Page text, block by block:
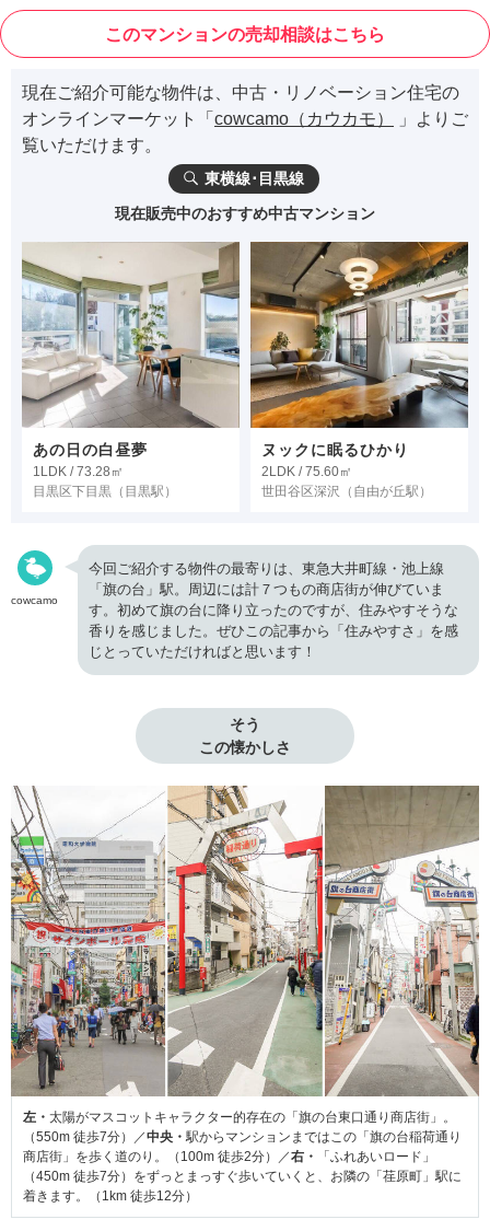
このマンションの売却相談はこちら
現在ご紹介可能な物件は、中古・リノベーション住宅の
オンラインマーケット「 cowcamo（カウカモ）
」よりご
覧いただけます。
東横線･目黒線
現在販売中のおすすめ中古マンション
あの日の白昼夢
1LDK / 73.28㎡
目黒区下目黒 （目黒駅）
ヌックに眠るひかり
2LDK / 75.60㎡
世田谷区深沢 （自由が丘駅）
cowcamo
今回ご紹介する物件の最寄りは、東急大井町線・池上線
「旗の台」駅。周辺には計７つもの商店街が伸びていま
す。初めて旗の台に降り立ったのですが、住みやすそうな
香りを感じました。ぜひこの記事から「住みやすさ」を感
じとっていただければと思います！
そう
この懐かしさ
左・ 太陽がマスコットキャラクター的存在の「旗の台東口通り商店街」。
（550m 徒歩7分）／中央・駅からマンションまではこの「旗の台稲荷通り
商店街」を歩く道のり。（100m 徒歩2分）／右・
「ふれあいロード」
（450m 徒歩7分）をずっとまっすぐ歩いていくと、お隣の「荏原町」駅に
着きます。（1km 徒歩12分）